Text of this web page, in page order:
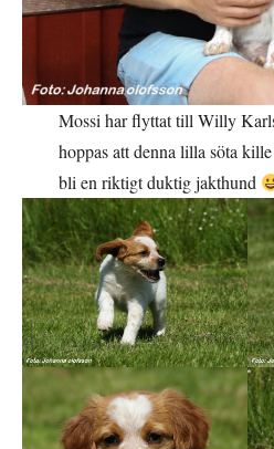
Mossi har flyttat till Willy
hoppas att denna lilla söta
bli en riktigt duktig jakthund